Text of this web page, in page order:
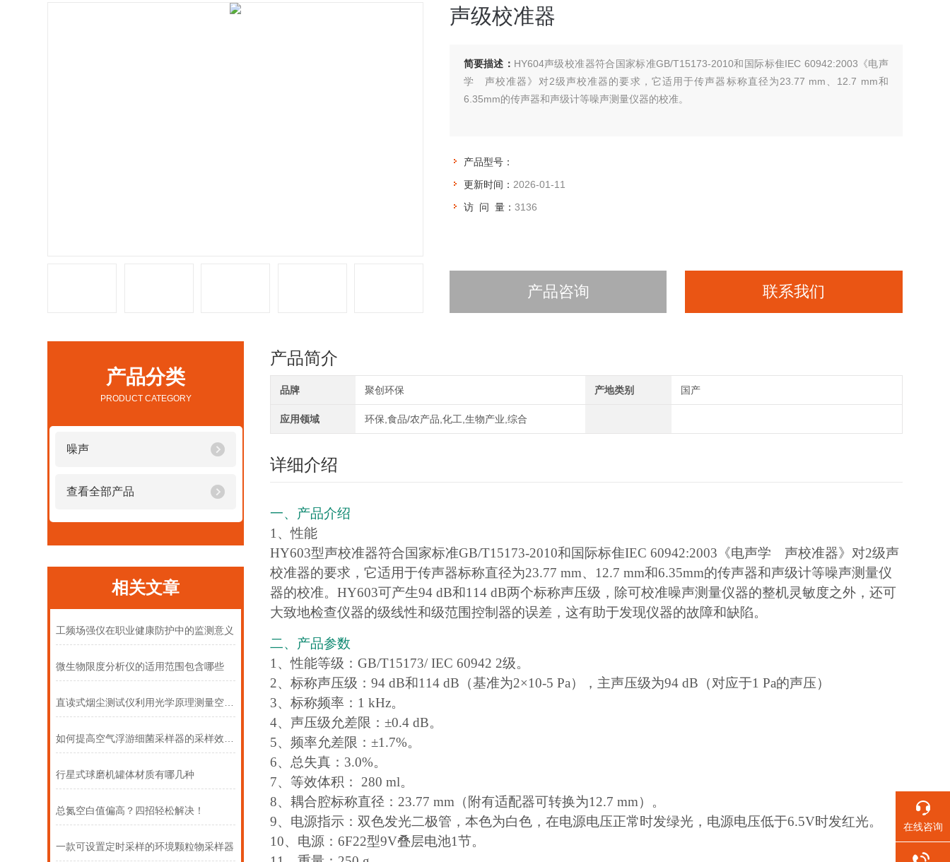
声级校准器
简要描述： HY604声级校准器符合国家标准GB/T15173-2010和国际标隹IEC 60942:2003《电声
学 声校准器》对2级声校准器的要求，它适用于传声器标称直径为23.77 mm、12.7 mm和
6.35mm的传声器和声级计等噪声测量仪器的校准。
产品型号：
更新时间： 2026-01-11
访 问 量： 3136
产品咨询 联系我们
产品分类
PRODUCT CATEGORY
噪声
查看全部产品
相关文章
工频场强仪在职业健康防护中的监测意义
微生物限度分析仪的适用范围包含哪些
行星式球磨机罐体材质有哪几种
总氮空白值偏高？四招轻松解决！
一款可设置定时采样的环境颗粒物采样器
产品简介
品牌 聚创环保 产地类别 国产
应用领域 环保,食品/农产品,化工,生物产业,综合
详细介绍
一、产品介绍
1、性能
HY603型声校准器符合国家标准GB/T15173-2010和国际标隹IEC 60942:2003《电声学 声校准器》对2级声
校准器的要求，它适用于传声器标称直径为23.77 mm、12.7 mm和6.35mm的传声器和声级计等噪声测量仪
器的校准。HY603可产生94 dB和114 dB两个标称声压级，除可校准噪声测量仪器的整机灵敏度之外，还可
大致地检查仪器的级线性和级范围控制器的误差，这有助于发现仪器的故障和缺陷。
二、产品参数
1、性能等级：GB/T15173/ IEC 60942 2级。
2、标称声压级：94 dB和114 dB（基准为2×10-5 Pa），主声压级为94 dB（对应于1 Pa的声压）
3、标称频率：1 kHz。
4、声压级允差限：±0.4 dB。
5、频率允差限：±1.7%。
6、总失真：3.0%。
7、等效体积： 280 ml。
8、耦合腔标称直径：23.77 mm（附有适配器可转换为12.7 mm）。
9、电源指示：双色发光二极管，本色为白色，在电源电压正常时发绿光，电源电压低于6.5V时发红光。
10、电源：6F22型9V叠层电池1节。
在线咨询